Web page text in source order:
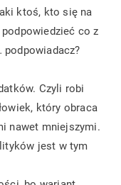
ktoś, kto się na
co z
Czyli robi
który obraca
nawet mniejszymi.
jest w tym